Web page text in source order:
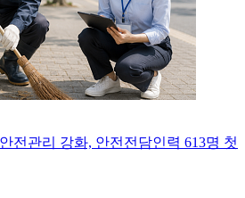
전관리 강화, 안전전담인력 613명 첫